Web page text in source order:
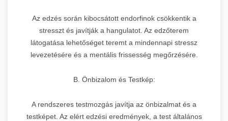
Az edzés során kibocsátott endorfinok csökkentik a
stresszt és javítják a hangulatot. Az edzőterem
látogatása lehetőséget teremt a mindennapi stressz
levezetésére és a mentális frissesség megőrzésére.
B. Önbizalom és Testkép:
A rendszeres testmozgás javítja az önbizalmat és a
testképet. Az elért edzési eredmények, a test általános